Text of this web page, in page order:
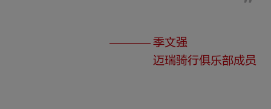
季文强
迈瑞骑行俱乐部成员